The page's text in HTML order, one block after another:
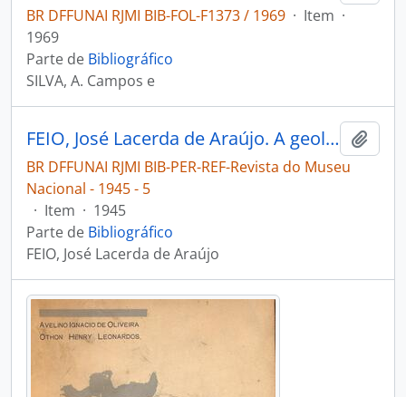
BR DFFUNAI RJMI BIB-FOL-F1373 / 1969 · Item ·
1969
Parte de Bibliográfico
SILVA, A. Campos e
FEIO, José Lacerda de Araújo. A geologia histórica e seus fins [Revista do Museu Nacional]
BR DFFUNAI RJMI BIB-PER-REF-Revista do Museu
Nacional - 1945 - 5
· Item · 1945
Parte de Bibliográfico
FEIO, José Lacerda de Araújo